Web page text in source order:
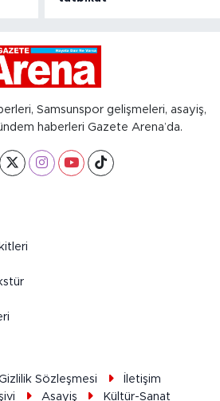
Samsunspor gelişmeleri, asayiş,
haberleri Gazete Arena’da.
Sözleşmesi
İletişim
Asayiş Kültür-Sanat